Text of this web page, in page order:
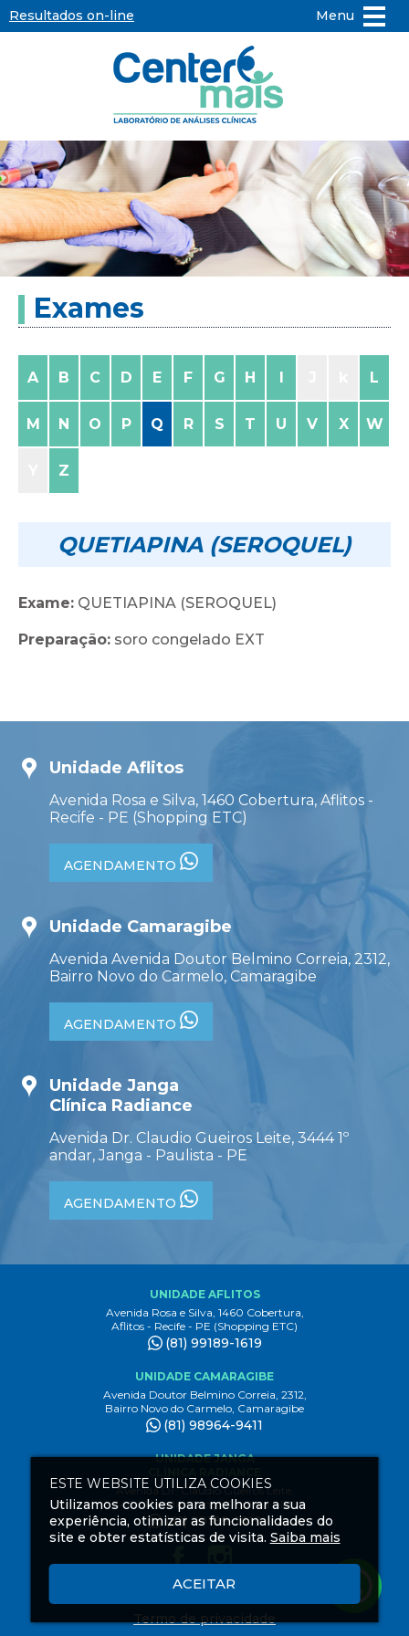
Resultados on-line Menu
Center
Mais
-
Laboratório
Análises
Exames
A B C D E F G H I L
M N O P Q R S T U V X W
Z
QUETIAPINA (SEROQUEL)
Exame: QUETIAPINA (SEROQUEL)
Preparação: soro congelado EXT
Unidade Aflitos
Avenida Rosa e Silva, 1460 Cobertura, Aflitos -
Recife - PE (Shopping ETC)
AGENDAMENTO
Unidade Camaragibe
Avenida Avenida Doutor Belmino Correia, 2312,
Bairro Novo do Carmelo, Camaragibe
AGENDAMENTO
Unidade Janga
Clínica Radiance
Avenida Dr. Claudio Gueiros Leite, 3444 1º
andar, Janga - Paulista - PE
AGENDAMENTO
UNIDADE AFLITOS
Avenida Rosa e Silva, 1460 Cobertura,
Aflitos - Recife - PE (Shopping ETC)
(81) 99189-1619
UNIDADE CAMARAGIBE
Avenida Doutor Belmino Correia, 2312,
Bairro Novo do Carmelo, Camaragibe
(81) 98964-9411
UNIDADE JANGA
Avenida Dr. Claudio Gueiros Leite,
3444 1º andar, Janga Paulista - PE
(81) 99189-1619
Criação
de
Sites
Termo de privacidade
ESTE WEBSITE UTILIZA COOKIES
Utilizamos cookies para melhorar a sua
experiência, otimizar as funcionalidades do
site e obter estatísticas de visita. Saiba mais
ACEITAR